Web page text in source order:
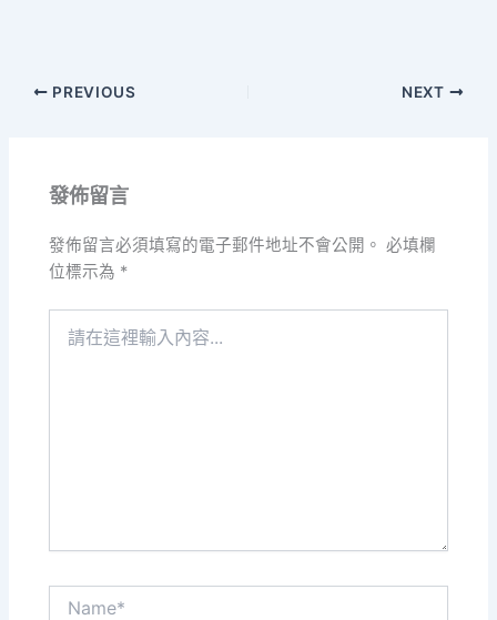
PREVIOUS NEXT
發佈留言
發佈留言必須填寫的電子郵件地址不會公開。 必填欄
位標示為 *